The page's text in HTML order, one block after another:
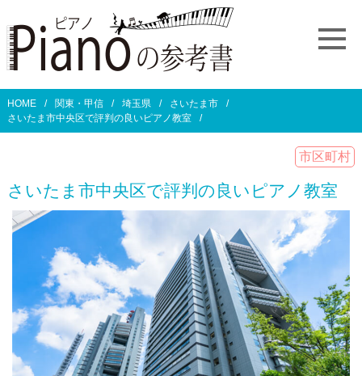
HOME 関東・甲信 埼玉県
さいたま市
さいたま市中央区で評判の良いピアノ教室
市区町村
さいたま市中央区で評判の良いピアノ教室